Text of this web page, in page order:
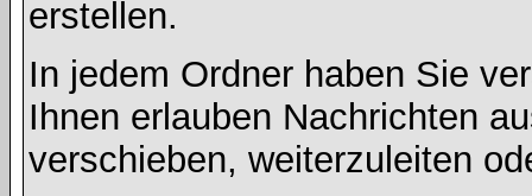
erstellen.
In jedem Ordner haben Sie
Ihnen erlauben Nachrichten
verschieben, weiterzuleiten